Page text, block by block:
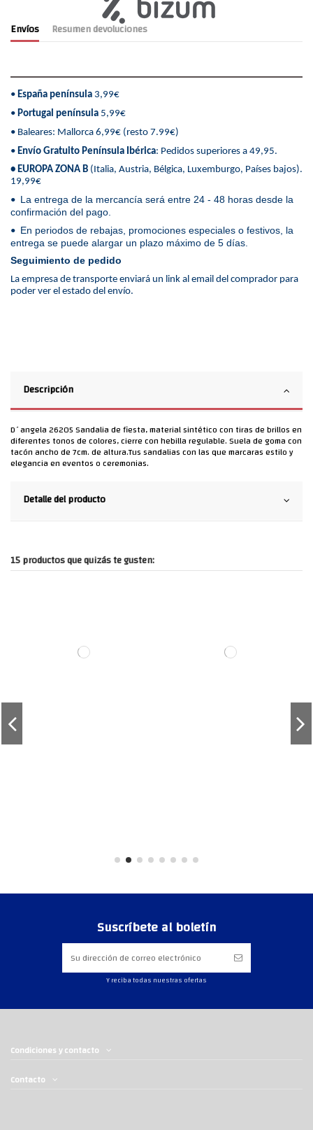
Envíos Resumen devoluciones
• España península 3,99€
• Portugal península 5,99€
• Baleares: Mallorca 6,99€ (resto 7.99€)
• Envío Gratuito Península Ibérica: Pedidos superiores a 49,95.
• EUROPA ZONA B (Italia, Austria, Bélgica, Luxemburgo, Países bajos).
19,99€
• La entrega de la mercancía será entre 24 - 48 horas desde la
confirmación del pago.
• En periodos de rebajas, promociones especiales o festivos, la
entrega se puede alargar un plazo máximo de 5 días.
Seguimiento de pedido
La empresa de transporte enviará un link al email del comprador para
poder ver el estado del envío.
Descripción
D´angela 26205 Sandalia de fiesta, material sintético con tiras de brillos en
diferentes tonos de colores, cierre con hebilla regulable. Suela de goma con
tacón ancho de 7cm. de altura.Tus sandalias con las que marcaras estilo y
elegancia en eventos o ceremonias.
Detalle del producto
15 productos que quizás te gusten:
Suscríbete al boletín
Y reciba todas nuestras ofertas
Condiciones y contacto
Contacto